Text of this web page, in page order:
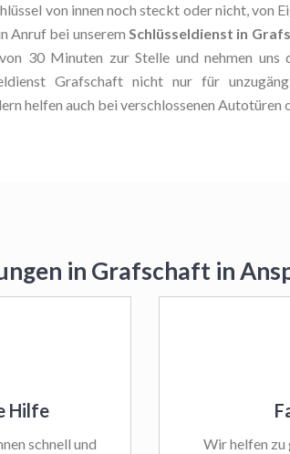
von innen noch steckt oder nicht, von
Anruf bei unserem Schlüsseldienst in
30 Minuten zur Stelle und nehmen uns
Grafschaft nicht nur für
helfen auch bei verschlossenen Autotüren
in Grafschaft in
Hilfe
schnell und
Wir helfen zu